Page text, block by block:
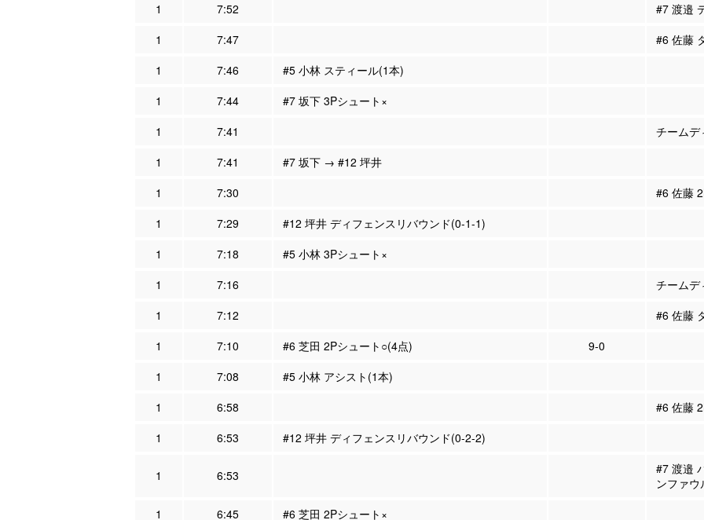
1
7:52
#7 渡邉
1
7:47
#6 佐藤
1
7:46
#5 小林 スティール(1本)
1
7:44
#7 坂下 3Pシュート×
1
7:41
チームデ
1
7:41
#7 坂下 → #12 坪井
1
7:30
#6 佐藤
1
7:29
#12 坪井 ディフェンスリバウンド(0-1-1)
1
7:18
#5 小林 3Pシュート×
1
7:16
チームデ
1
7:12
#6 佐藤
1
7:10 #6 芝田 2Pシュート○(4点)
9-0
1
7:08
#5 小林 アシスト(1本)
1
6:58
#6 佐藤
1
6:53 #12 坪井 ディフェンスリバウンド(0-2-2)
1 6:53
#7 渡邉
ンファウ
1
6:45 #6 芝田 2Pシュート×